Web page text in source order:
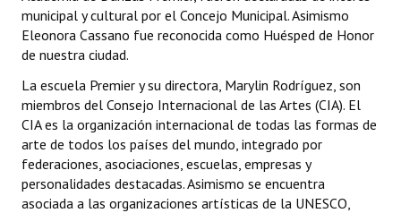
Audiencias Públicas - Registro
Mujeres que Dejaron Huellas - Registro
Periodistas Decanos - Registro
Ciudadano Ilustre - Registro
Banca del Vecino - Registro
Huéspedes de Honor - Registro
municipal y cultural por el Concejo Municipal. Asimismo
Eleonora Cassano fue reconocida como Huésped de Honor
de nuestra ciudad.
La escuela Premier y su directora, Marylin Rodríguez, son
miembros del Consejo Internacional de las Artes (CIA). El
CIA es la organización internacional de todas las formas de
arte de todos los países del mundo, integrado por
federaciones, asociaciones, escuelas, empresas y
personalidades destacadas. Asimismo se encuentra
asociada a las organizaciones artísticas de la UNESCO,